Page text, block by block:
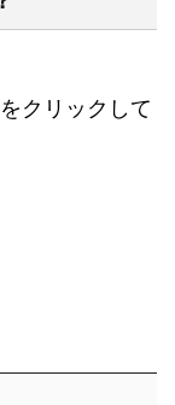
クリックして